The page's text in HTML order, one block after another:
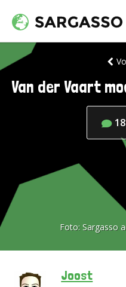
Van der Vaart
18
Foto: Sargasso
Joost